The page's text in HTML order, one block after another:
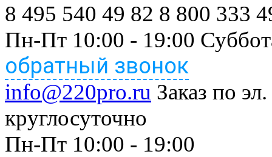
8 495 540 49 82 8 800 333
Пн-Пт 10:00 - 19:00
обратный звонок
info@220pro.ru Заказ по
круглосуточно
Пн-Пт 10:00 - 19:00